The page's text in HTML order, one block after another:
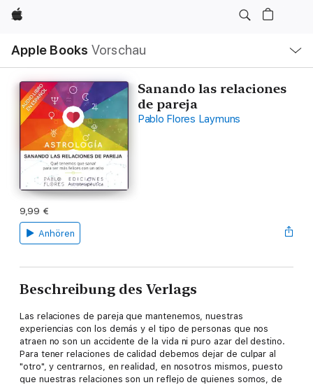
Apple
Apple Books Vorschau
Navigation
Menü
öffnen
Sanando las relaciones
de pareja
Pablo Flores Laymuns
9,99 €
Anhören
Beschreibung des Verlags
Las relaciones de pareja que mantenemos, nuestras
experiencias con los demás y el tipo de personas que nos
atraen no son un accidente de la vida ni puro azar del destino.
Para tener relaciones de calidad debemos dejar de culpar al
"otro", y centrarnos, en realidad, en nosotros mismos, puesto
que nuestras relaciones son un reflejo de quienes somos, de